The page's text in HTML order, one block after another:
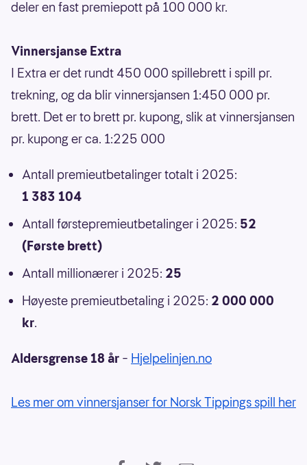
deler en fast premiepott på 100 000 kr.
Vinnersjanse Extra
I Extra er det rundt 450 000 spillebrett i spill pr.
trekning, og da blir vinnersjansen 1:450 000 pr.
brett. Det er to brett pr. kupong, slik at vinnersjansen
pr. kupong er ca. 1:225 000
Antall premieutbetalinger totalt i 2025:
1 383 104
Antall førstepremieutbetalinger i 2025: 52
(Første brett)
Antall millionærer i 2025: 25
Høyeste premieutbetaling i 2025: 2 000 000
kr.
Aldersgrense 18 år – Hjelpelinjen.no
Les mer om vinnersjanser for Norsk Tippings spill her